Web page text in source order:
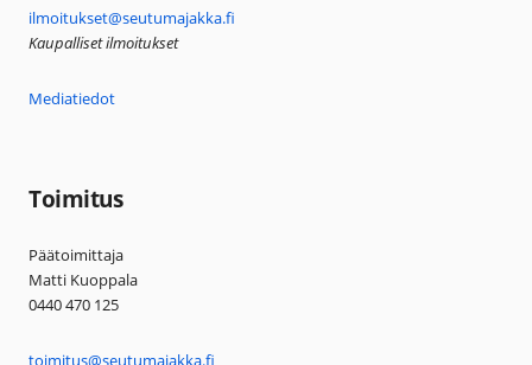
ilmoitukset@seutumajakka.fi
Kaupalliset ilmoitukset
Mediatiedot
Toimitus
Päätoimittaja
Matti Kuoppala
0440 470 125
toimitus@seutumajakka.fi